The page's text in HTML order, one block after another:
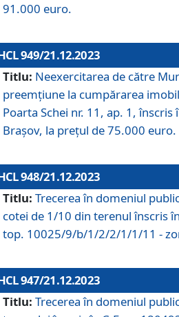
91.000 euro.
949/21.12.2023
Titlu: Neexercitarea de către
preemțiune la cumpărarea
Poarta Schei nr. 11, ap. 1, înscris
Brașov, la prețul de 75.000 euro.
948/21.12.2023
Titlu: Trecerea în domeniul
cotei de 1/10 din terenul înscris
top. 10025/9/b/1/2/2/1/1/11 -
947/21.12.2023
Titlu: Trecerea în domeniul